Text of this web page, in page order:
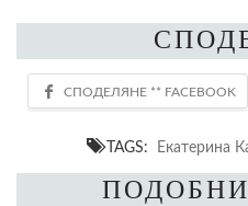
TAGS: Екатерина